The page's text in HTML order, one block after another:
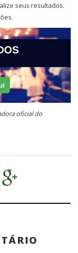
seus resultados.
oficial do